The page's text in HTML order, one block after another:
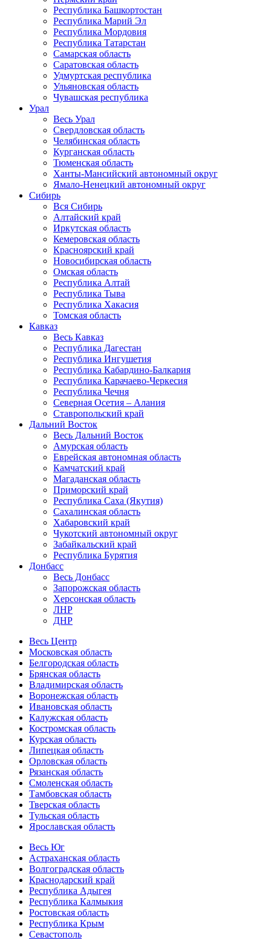
Республика Башкортостан
Республика Марий Эл
Республика Мордовия
Республика Татарстан
Самарская область
Саратовская область
Удмуртская республика
Ульяновская область
Чувашская республика
Урал
Весь Урал
Свердловская область
Челябинская область
Курганская область
Тюменская область
Ханты-Мансийский автономный округ
Ямало-Ненецкий автономный округ
Сибирь
Вся Сибирь
Алтайский край
Иркутская область
Кемеровская область
Красноярский край
Новосибирская область
Омская область
Республика Алтай
Республика Тыва
Республика Хакасия
Томская область
Кавказ
Весь Кавказ
Республика Дагестан
Республика Ингушетия
Республика Кабардино-Балкария
Республика Карачаево-Черкесия
Республика Чечня
Северная Осетия – Алания
Ставропольский край
Дальний Восток
Весь Дальний Восток
Амурская область
Еврейская автономная область
Камчатский край
Магаданская область
Приморский край
Республика Саха (Якутия)
Сахалинская область
Хабаровский край
Чукотский автономный округ
Забайкальский край
Республика Бурятия
Донбасс
Весь Донбасс
Запорожская область
Херсонская область
ЛНР
ДНР
Весь Центр
Московская область
Белгородская область
Брянская область
Владимирская область
Воронежская область
Ивановская область
Калужская область
Костромская область
Курская область
Липецкая область
Орловская область
Рязанская область
Смоленская область
Тамбовская область
Тверская область
Тульская область
Ярославская область
Весь Юг
Астраханская область
Волгоградская область
Краснодарский край
Республика Адыгея
Республика Калмыкия
Ростовская область
Республика Крым
Севастополь